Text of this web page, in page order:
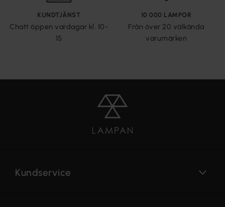
KUNDTJÄNST
Chatt öppen vardagar kl. 10-
15
10 000 LAMPOR
Från över 20 välkända
varumärken
Kundservice